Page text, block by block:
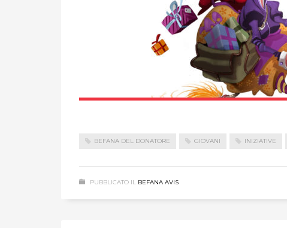
BEFANA DEL DONATORE GIOVANI INIZIATIVE
PUBBLICATO IL BEFANA AVIS